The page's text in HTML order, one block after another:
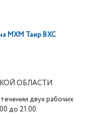
МХМ Таир ВХС
ОБЛАСТИ.
двух рабочих
до 21.00.